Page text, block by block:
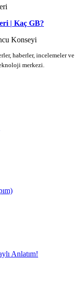
| Kaç GB?
haberler, incelemeler ve
merkezi.
Anlatım!